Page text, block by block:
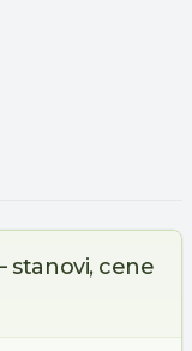
stanovi, cene